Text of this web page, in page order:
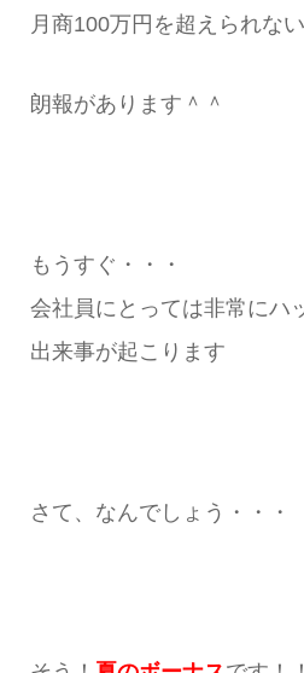
月商100万円を超えられな
朗報があります＾＾
もうすぐ・・・
会社員にとっては非常にハ
出来事が起こります
さて、なんでしょう・・・